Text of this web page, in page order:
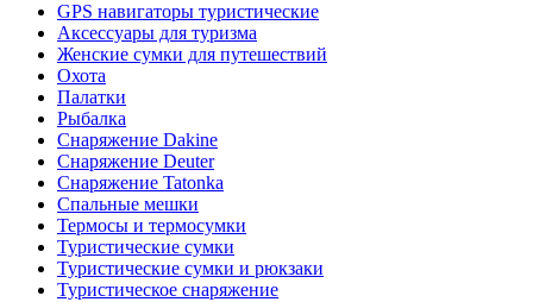
GPS навигаторы туристические
Аксессуары для туризма
Женские сумки для путешествий
Охота
Палатки
Рыбалка
Снаряжение Dakine
Снаряжение Deuter
Снаряжение Tatonka
Спальные мешки
Термосы и термосумки
Туристические сумки
Туристические сумки и рюкзаки
Туристическое снаряжение